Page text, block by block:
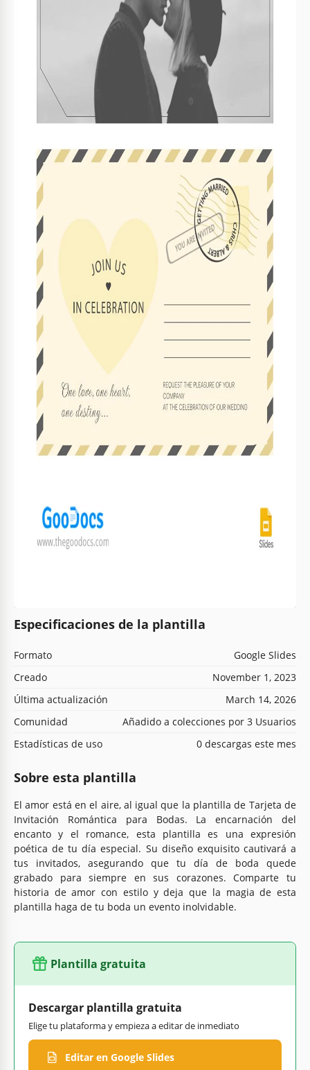
Especificaciones de la plantilla
Formato
Google Slides
Creado
November 1, 2023
Última actualización
March 14, 2026
Comunidad
Añadido a colecciones por 3 Usuarios
Estadísticas de uso
0 descargas este mes
Sobre esta plantilla
El amor está en el aire, al igual que la plantilla de Tarjeta de
Invitación Romántica para Bodas. La encarnación del
encanto y el romance, esta plantilla es una expresión
poética de tu día especial. Su diseño exquisito cautivará a
tus invitados, asegurando que tu día de boda quede
grabado para siempre en sus corazones. Comparte tu
historia de amor con estilo y deja que la magia de esta
plantilla haga de tu boda un evento inolvidable.
Plantilla gratuita
Descargar plantilla gratuita
Elige tu plataforma y empieza a editar de inmediato
Editar en Google Slides